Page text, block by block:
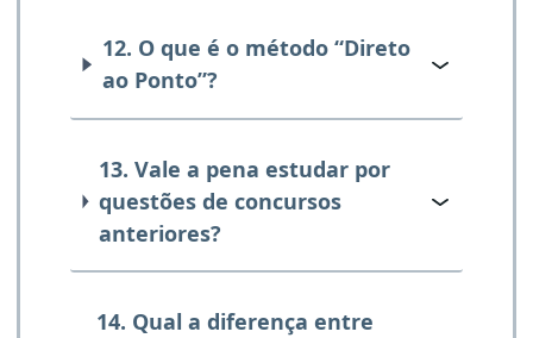
12. O que é o método “Direto
ao Ponto”?
13. Vale a pena estudar por
questões de concursos
anteriores?
14. Qual a diferença entre